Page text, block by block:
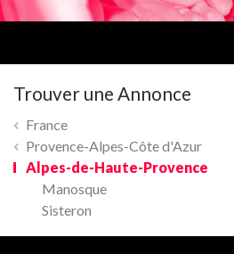
Trouver une Annonce
France
Provence-Alpes-Côte d'Azur
Alpes-de-Haute-Provence
Manosque
Sisteron